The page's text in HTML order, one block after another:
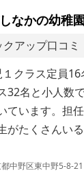
なかの幼稚
クアップ口コミ
クラス定員16
32名と小人数
ています。担
がたくさんい
中野区東中野5-8-21